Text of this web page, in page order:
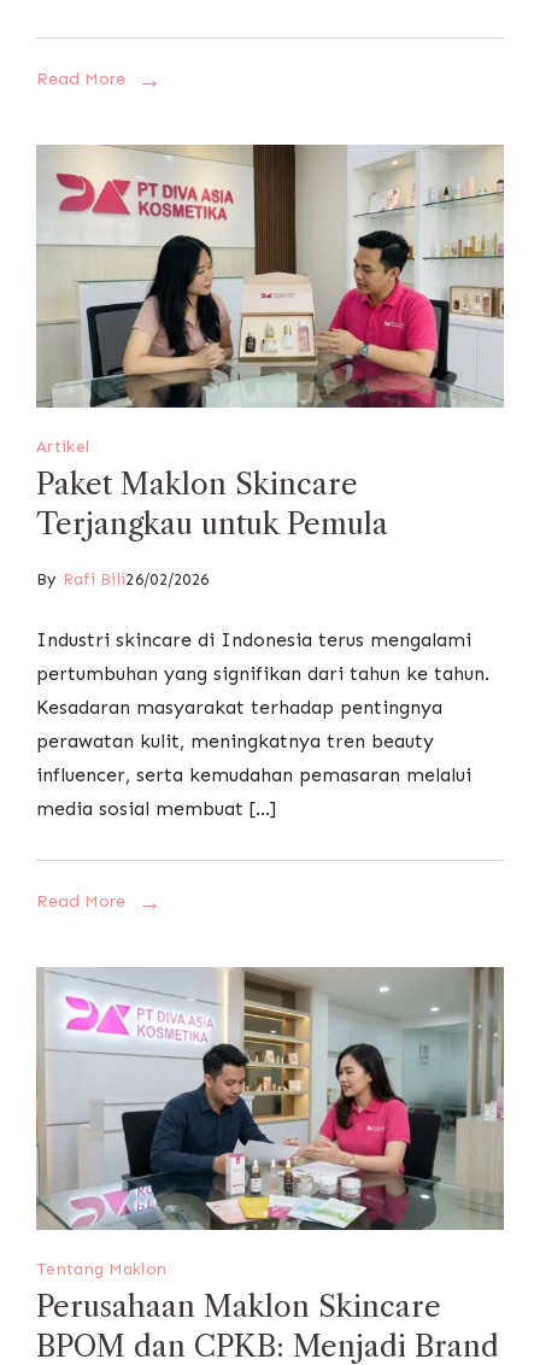
Read More
Artikel
Paket Maklon Skincare
Terjangkau untuk Pemula
By Rafi Bili26/02/2026
Industri skincare di Indonesia terus mengalami
pertumbuhan yang signifikan dari tahun ke tahun.
Kesadaran masyarakat terhadap pentingnya
perawatan kulit, meningkatnya tren beauty
influencer, serta kemudahan pemasaran melalui
media sosial membuat […]
Read More
Tentang Maklon
Perusahaan Maklon Skincare
BPOM dan CPKB: Menjadi Brand